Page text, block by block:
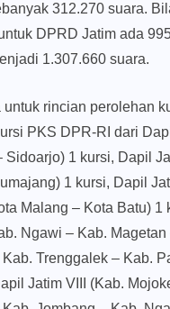
312.270 suara.
DPRD Jatim ada
1.307.660 suara.
untuk rincian perolehan
PKS DPR-RI dari
Sidoarjo) 1 kursi, Dapil
1 kursi, Dapil
Malang – Kota Batu) 1
Ngawi – Kab. Magetan
Trenggalek – Kab.
Jatim VIII (Kab.